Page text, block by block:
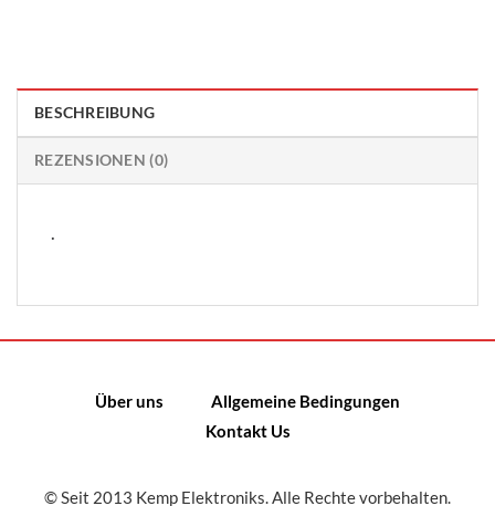
BESCHREIBUNG
REZENSIONEN (0)
.
Über uns
Allgemeine Bedingungen
Kontakt Us
© Seit 2013 Kemp Elektroniks. Alle Rechte vorbehalten.